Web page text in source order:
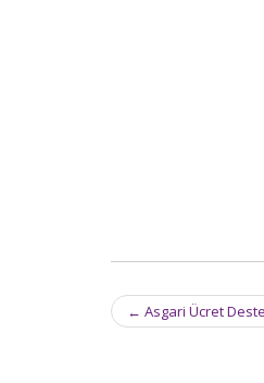
Post
navigation
← Asgari Ücret